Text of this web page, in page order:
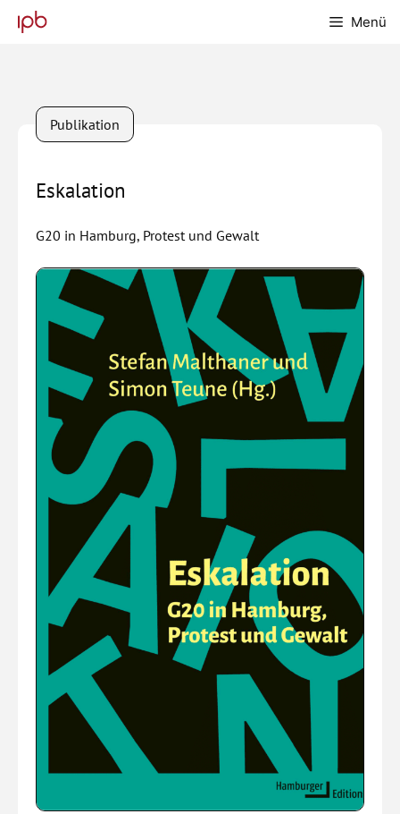
Inhalt
Menü
Publikation
Eskalation
G20 in Hamburg, Protest und Gewalt